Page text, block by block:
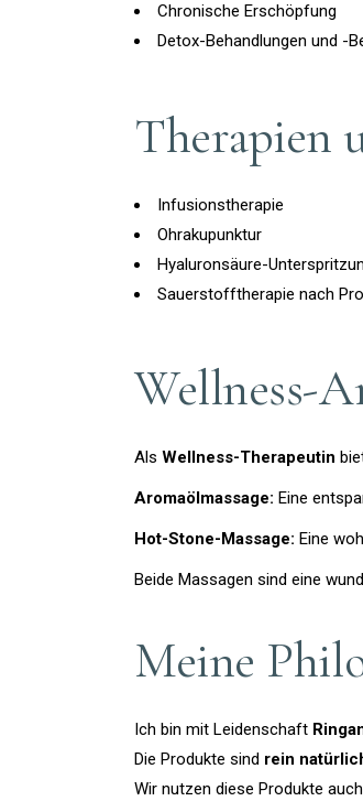
Chronische Erschöpfung
Detox-Behandlungen und -
Therapien
Infusionstherapie
Ohrakupunktur
Hyaluronsäure-
Sauerstofftherapie nach
Wellness-
Als Wellness-Therapeutin
Aromaölmassage: Eine
Hot-Stone-Massage: Eine
Beide Massagen sind eine
Meine
Ich bin mit Leidenschaft
Die Produkte sind rein
Wir nutzen diese Produkte